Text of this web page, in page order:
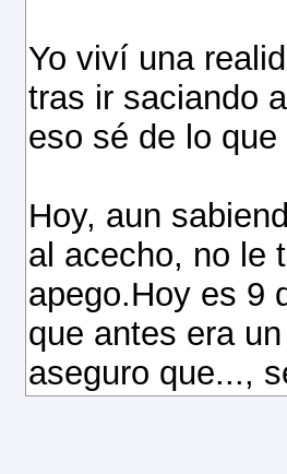
Yo viví una
tras ir saciando
eso sé de lo que
Hoy, aun
al acecho, no le
apego.Hoy es 9
que antes era
aseguro que...,